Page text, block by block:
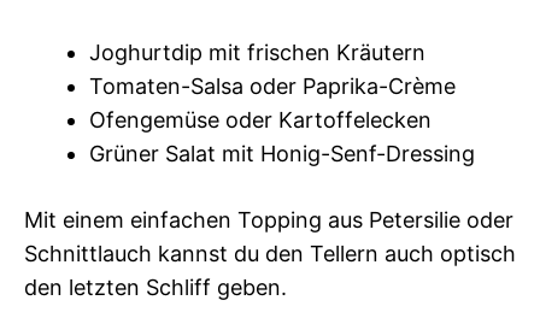
Joghurtdip mit frischen Kräutern
Tomaten-Salsa oder Paprika-Crème
Ofengemüse oder Kartoffelecken
Grüner Salat mit Honig-Senf-Dressing
Mit einem einfachen Topping aus Petersilie oder
Schnittlauch kannst du den Tellern auch optisch
den letzten Schliff geben.